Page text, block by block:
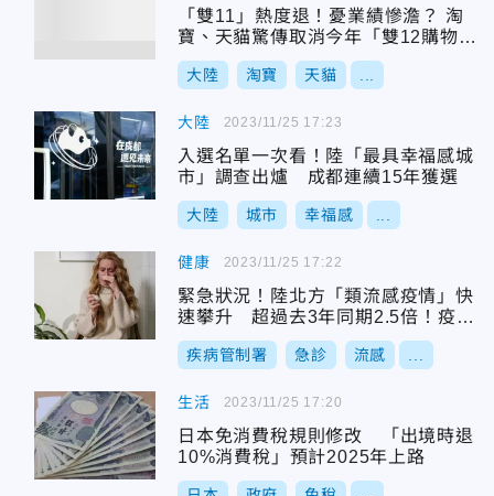
「雙11」熱度退！憂業績慘澹？ 淘
寶、天貓驚傳取消今年「雙12購物
節」
大陸 淘寶 天貓
大陸
入選名單一次看！陸「最具幸福感城
市」調查出爐 成都連續15年獲選
大陸 城市 幸福感
2023/11/25 17:23
健康
緊急狀況！陸北方「類流感疫情」快
速攀升 超過去3年同期2.5倍！疫情
引起WHO關注
疾病管制署 急診 流感
2023/11/25 17:22
生活
日本免消費稅規則修改 「出境時退
10%消費稅」預計2025年上路
2023/11/25 17:20